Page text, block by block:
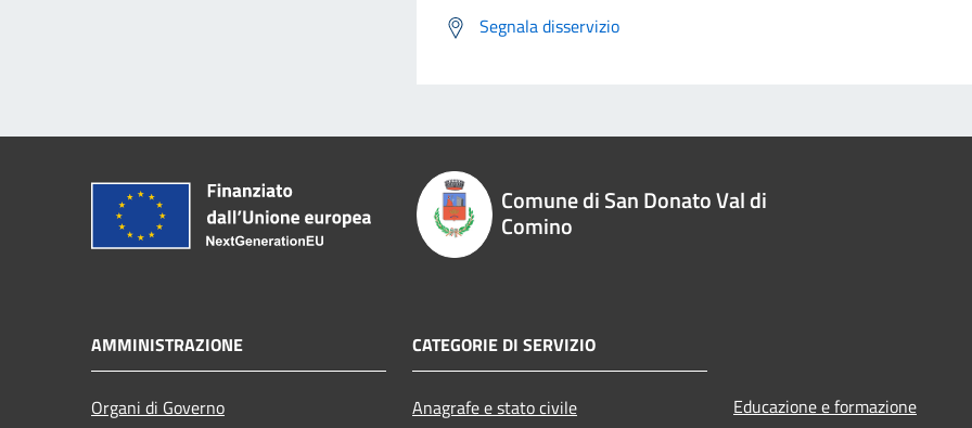
Segnala disservizio
Comune di San Donato Val di
Comino
AMMINISTRAZIONE
Organi di Governo
CATEGORIE DI SERVIZIO
Anagrafe e stato civile
Educazione e formazione